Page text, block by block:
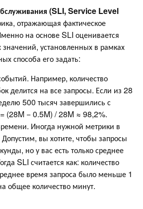
(SLI, Service Level
отражающая фактическое
на основе SLI оценивается
установленных в рамках
способа его задать:
Например, количество
делится на все запросы. Если из 28
500 тысяч завершились с
(28M − 0.5M) / 28M ≈ 98,2%.
Иногда нужной метрики в
Допустим, вы хотите, чтобы запросы
но у вас есть только среднее
SLI считается как: количество
время запроса было меньше 1
общее количество минут.